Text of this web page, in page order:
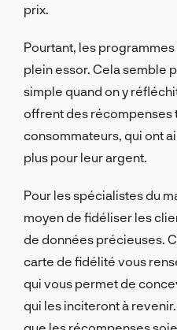
prix.
Pourtant, les
plein essor. Cela semble
simple quand on y
offrent des récompenses
consommateurs, qui ont
plus pour leur argent.
Pour les spécialistes du
moyen de fidéliser les
de données précieuses.
carte de fidélité vous
qui vous permet de
qui les inciteront à
que les récompenses